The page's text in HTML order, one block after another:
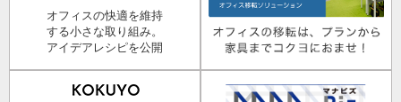
オフィスの快適を維持
する小さな取り組み。
アイデアレシピを公開